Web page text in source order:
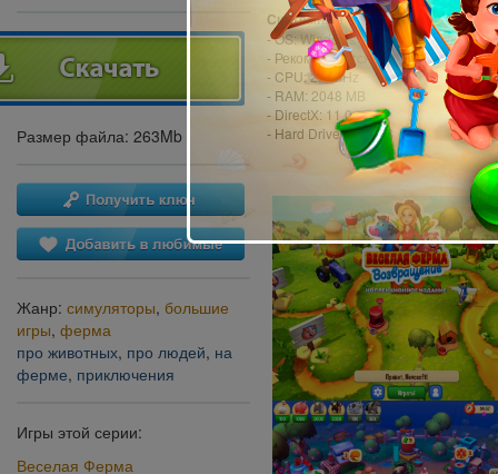
Размер файла: 263Mb
Жанр: симуляторы, большие
игры, ферма
про животных, про людей, на
ферме, приключения
Игры этой серии:
Веселая Ферма
Системные требования:
- OS: Windows 7 и более поздняя
- Рекомендуется ввод имени игрока
- CPU: 2.0 GHz
- RAM: 2048 MB
- DirectX: 11.0
- Hard Drive: 659 MB